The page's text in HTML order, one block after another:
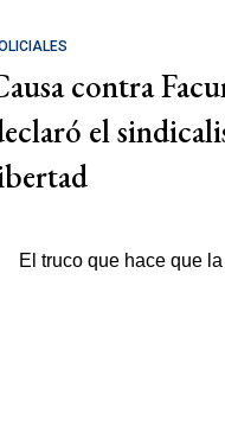
contra
el